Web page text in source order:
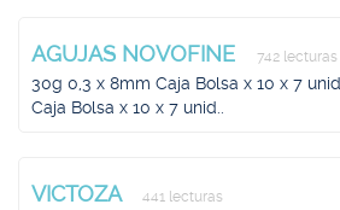
AGUJAS NOVOFINE 742 lecturas
30g 0,3 x 8mm Caja Bolsa x 10 x 7
Caja Bolsa x 10 x 7 unid..
VICTOZA 441 lecturas